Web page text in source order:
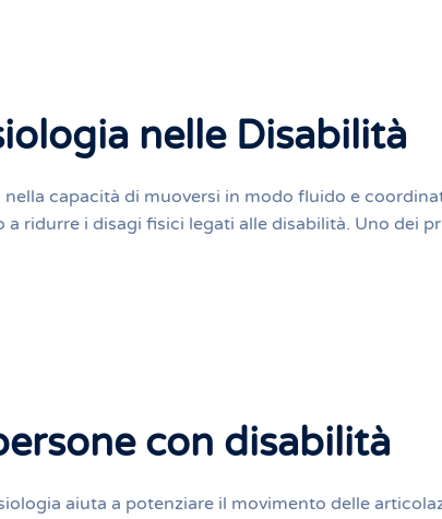
nelle Disabilità
capacità di muoversi in modo fluido e
ridurre i disagi fisici legati alle disabilità. Uno dei
con disabilità
aiuta a potenziare il movimento delle